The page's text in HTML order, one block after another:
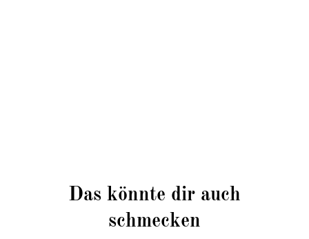
Das könnte dir auch
schmecken